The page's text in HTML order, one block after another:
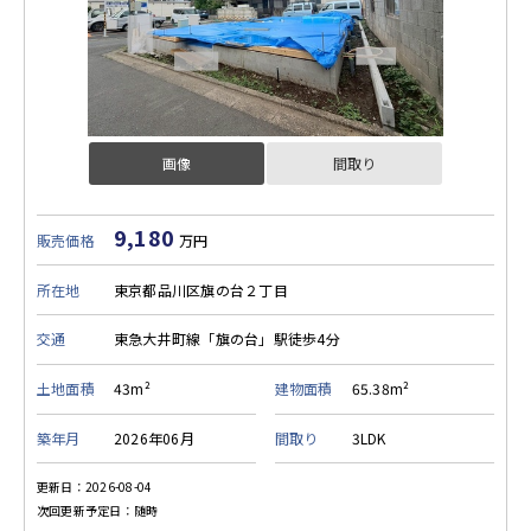
画像 間取り
販売価格 9,180 万円
所在地 東京都品川区旗の台２丁目
交通 東急大井町線「旗の台」駅徒歩4分
土地面積 43m² 建物面積 65.38m²
築年月 2026年06月 間取り 3LDK
更新日：2026-08-04
次回更新予定日：随時